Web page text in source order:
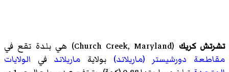
تشرتش كريك (
Church Creek, Maryland)‏ هي بلدة تقع في
مقاطعة دورشيستر (ماريلاند) بولاية ماريلاند في الولايات